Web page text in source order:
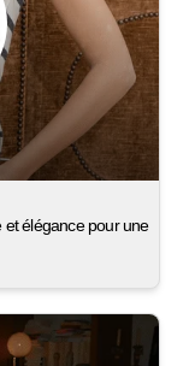
et élégance pour une